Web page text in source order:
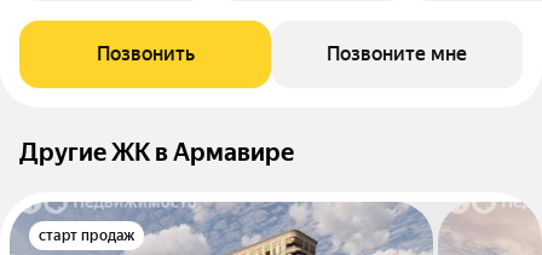
Позвонить Позвоните мне
Другие ЖК в Армавире
старт продаж